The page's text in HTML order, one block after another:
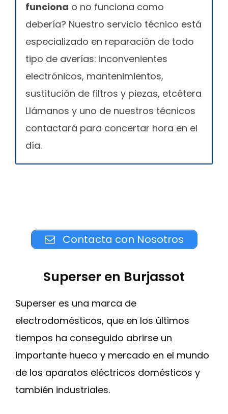
funciona o no funciona como
debería? Nuestro servicio técnico está
especializado en reparación de todo
tipo de averías: inconvenientes
electrónicos, mantenimientos,
sustitución de filtros y piezas, etcétera
Llámanos y uno de nuestros técnicos
contactará para concertar hora en el
día.
Contacta con Nosotros
Superser en Burjassot
Superser es una marca de
electrodomésticos, que en los últimos
tiempos ha conseguido abrirse un
importante hueco y mercado en el mundo
de los aparatos eléctricos domésticos y
también industriales.